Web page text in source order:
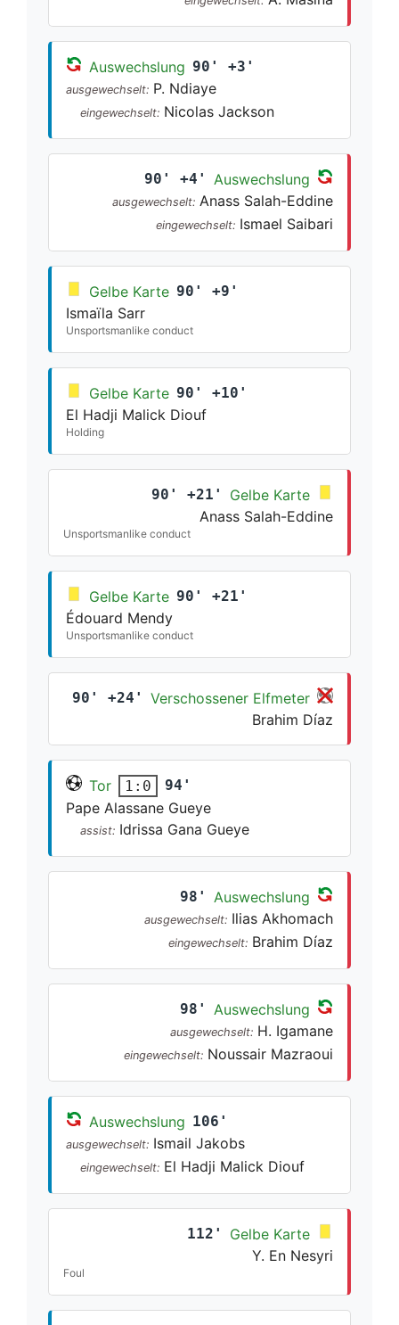
Auswechslung 90' +3'
ausgewechselt: P. Ndiaye
eingewechselt: Nicolas Jackson
90' +4' Auswechslung
ausgewechselt: Anass Salah-Eddine
eingewechselt: Ismael Saibari
Gelbe Karte 90' +9'
Ismaïla Sarr
Unsportsmanlike conduct
Gelbe Karte 90' +10'
El Hadji Malick Diouf
Holding
90' +21'
Gelbe Karte
Anass Salah-Eddine
Unsportsmanlike conduct
Gelbe Karte 90' +21'
Édouard Mendy
Unsportsmanlike conduct
90' +24'
Verschossener Elfmeter
Brahim Díaz
Tor 1:0 94'
Pape Alassane Gueye
assist: Idrissa Gana Gueye
98' Auswechslung
ausgewechselt: Ilias Akhomach
eingewechselt: Brahim Díaz
98' Auswechslung
ausgewechselt: H. Igamane
eingewechselt: Noussair Mazraoui
Auswechslung 106'
ausgewechselt: Ismail Jakobs
eingewechselt: El Hadji Malick Diouf
112'
Gelbe Karte
Y. En Nesyri
Foul